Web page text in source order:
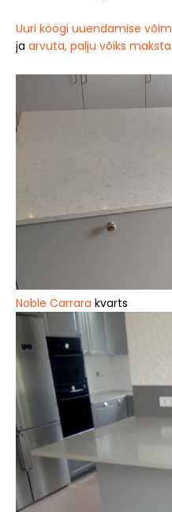
Uuri köögi uuendamise
ja arvuta, palju võiks
Noble Carrara kvarts